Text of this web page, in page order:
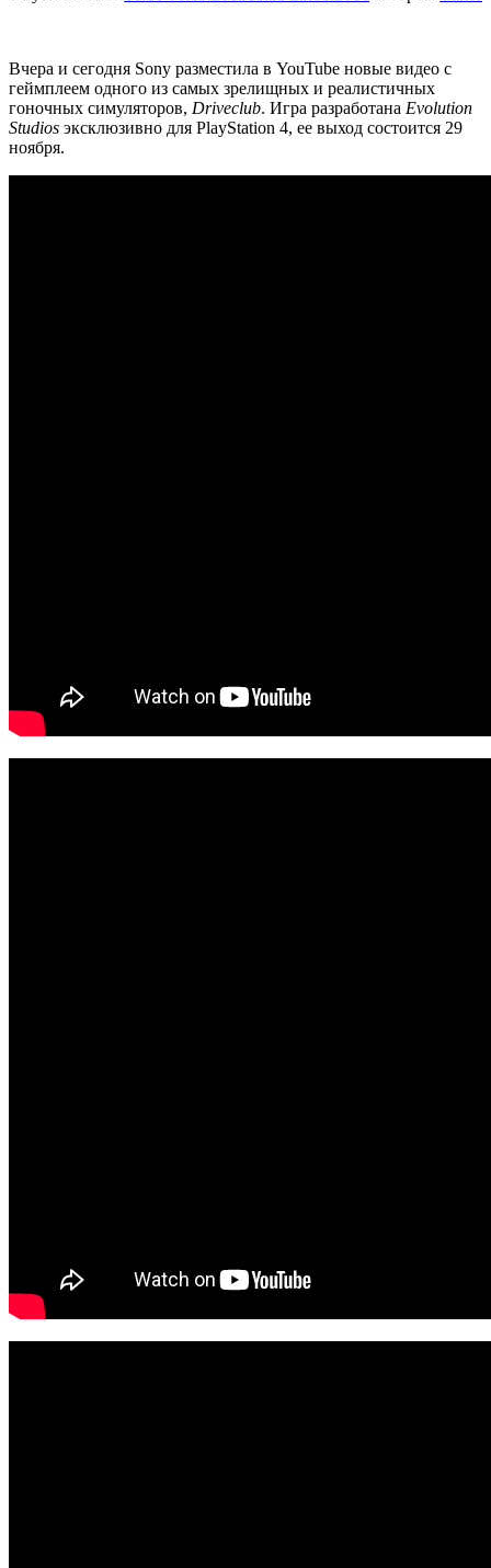
Вчера и сегодня Sony разместила в YouTube новые видео с
геймплеем одного из самых зрелищных и реалистичных
гоночных симуляторов, Driveclub. Игра разработана Evolution
Studios эксклюзивно для PlayStation 4, ее выход состоится 29
ноября.